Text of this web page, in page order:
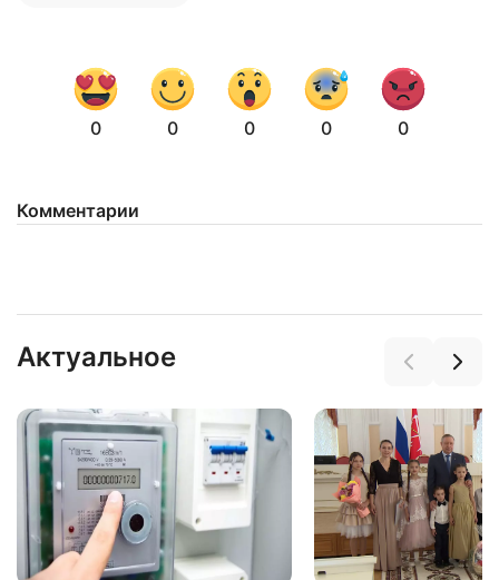
0 0 0 0 0
Комментарии
Актуальное
соглашаетесь с
политикой конфиденциальности